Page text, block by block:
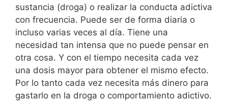
sustancia (droga) o realizar la conducta adictiva
con frecuencia. Puede ser de forma diaria o
incluso varias veces al día. Tiene una
necesidad tan intensa que no puede pensar en
otra cosa. Y con el tiempo necesita cada vez
una dosis mayor para obtener el mismo efecto.
Por lo tanto cada vez necesita más dinero para
gastarlo en la droga o comportamiento adictivo.